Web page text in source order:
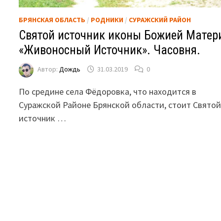
БРЯНСКАЯ ОБЛАСТЬ / РОДНИКИ / СУРАЖСКИЙ РАЙОН
Святой источник иконы Божией
«Живоносный Источник». Часовня.
Автор:Дождь 31.03.2019 0
По средине села Фёдоровка, что находится в
Суражской Районе Брянской области, стоит Святой
источник …